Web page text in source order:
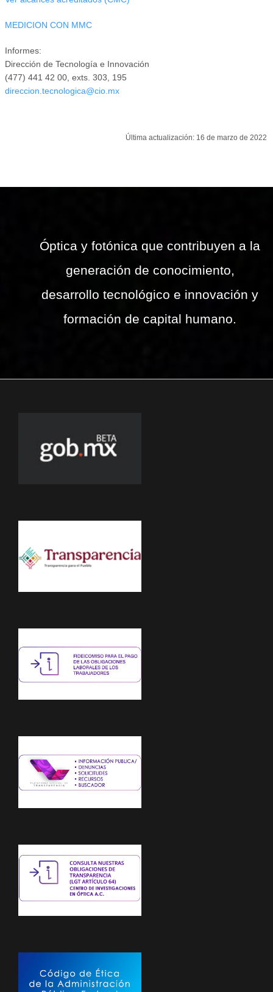
MEDICION CON MMC
Informes:
Dirección de Tecnología e Innovación
(477) 441 42 00, exts. 303, 195
direccion.tecnologica@cio.mx
Última actualización: 16 de marzo de 2022
Óptica y fotónica que contribuyen a la
generación de conocimiento,
desarrollo tecnológico e innovación y
formación de capital humano.